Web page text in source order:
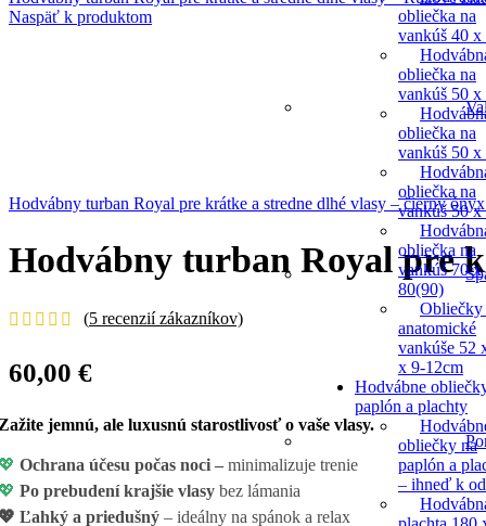
obliečka na
vankúš 40 x
obliečka na
vankúš 50 x
obliečka na
vankúš 50 x
obliečka na
vankúš 50 x
obliečka na
vankúš 70 x
80(90)
Obliečky
anatomické
vankúše 52
x 9-12cm
Hodvábne
paplón a plachty
obliečky na
paplón a
– ihneď k
Naspäť k produktom
Hodvábny turban Royal pre krátke a stredne dlhé vlasy – čierny
Hodvábny turban Royal pre
(5 recenzií zákazníkov)
60,00 €
jemnú, ale luxusnú starostlivosť o vaše vlasy.
Ochrana účesu počas noci – minimalizuje trenie
Po prebudení krajšie vlasy bez lámania
Ľahký a priedušný – ideálny na spánok a relax